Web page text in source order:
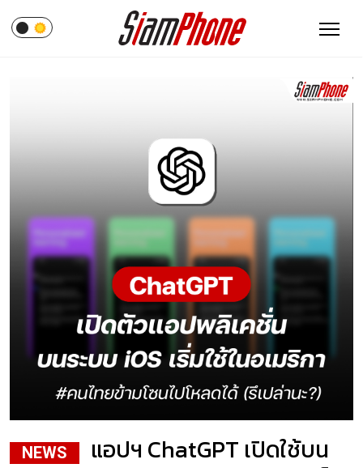
NEWS
แอปฯ ChatGPT เปิดใช้บน